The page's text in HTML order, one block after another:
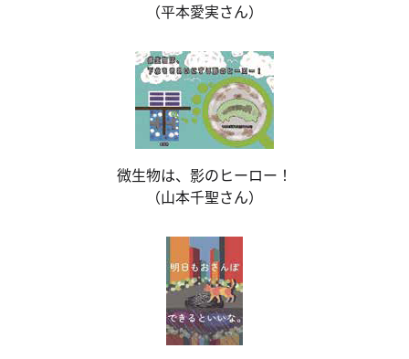
（平本愛実さん）
微生物は、影のヒーロー！
（山本千聖さん）